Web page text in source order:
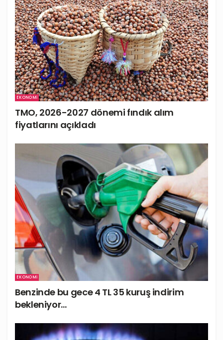
EKONOMI
TMO, 2026-2027 dönemi fındık alım
fiyatlarını açıkladı
EKONOMI
Benzinde bu gece 4 TL 35 kuruş indirim
bekleniyor…